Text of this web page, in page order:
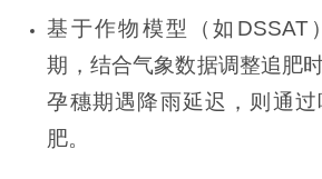
基于作物模型（如DSSAT
期，结合气象数据调整追肥
孕穗期遇降雨延迟，则通
肥。